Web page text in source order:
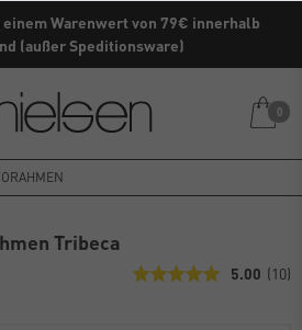
Warenwert von 79€ innerhalb
(außer Speditionsware)
0
Tribeca
5.00 (10)